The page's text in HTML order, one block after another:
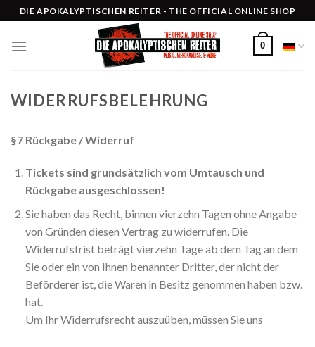
to
content
DIE APOKALYPTISCHEN REITER - THE OFFICIAL ONLINE SHOP
0
WIDERRUFSBELEHRUNG
§7 Rückgabe / Widerruf
Tickets sind grundsätzlich vom Umtausch und
Rückgabe ausgeschlossen!
Sie haben das Recht, binnen vierzehn Tagen ohne Angabe
von Gründen diesen Vertrag zu widerrufen. Die
Widerrufsfrist beträgt vierzehn Tage ab dem Tag an dem
Sie oder ein von Ihnen benannter Dritter, der nicht der
Beförderer ist, die Waren in Besitz genommen haben bzw.
hat.
Um Ihr Widerrufsrecht auszuüben, müssen Sie uns